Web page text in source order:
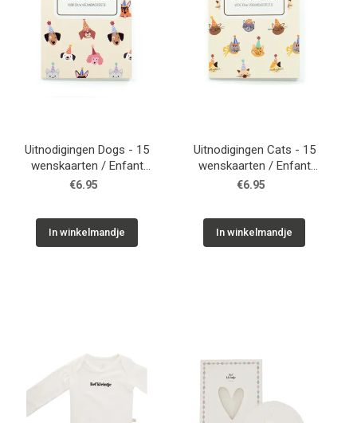
Uitnodigingen Dogs - 15
wenskaarten / Enfant
Terrible
€6.95
In winkelmandje
Uitnodigingen Cats - 15
wenskaarten / Enfant
Terrible
€6.95
In winkelmandje